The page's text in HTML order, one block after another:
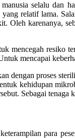
selalu dan
relatif lama.
Oleh karenanya,
mencegah
mencapai
dengan proses
kehidupan
Sebagai
para